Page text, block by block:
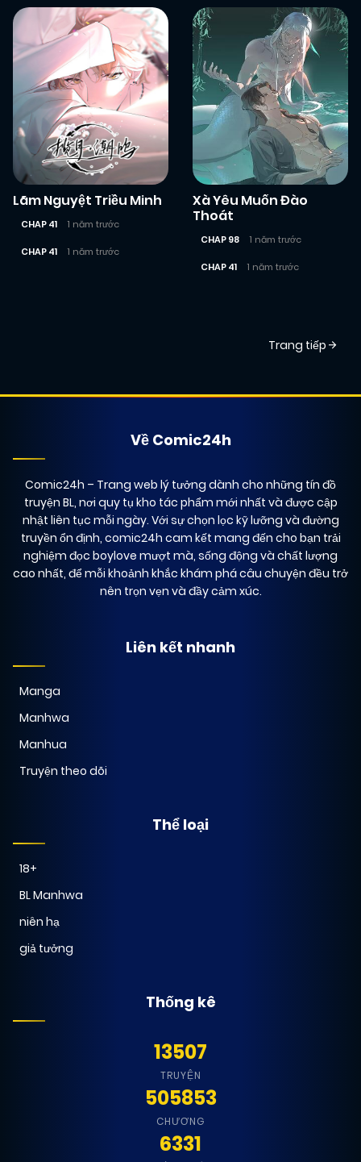
Lãm Nguyệt Triều Minh
CHAP 41 1 năm trước
CHAP 41 1 năm trước
Xà Yêu Muốn Đào
Thoát
CHAP 98 1 năm trước
CHAP 41 1 năm trước
Trang tiếp
Về Comic24h
Comic24h – Trang web lý tưởng dành cho những tín đồ
truyện BL, nơi quy tụ kho tác phẩm mới nhất và được cập
nhật liên tục mỗi ngày. Với sự chọn lọc kỹ lưỡng và đường
truyền ổn định, comic24h cam kết mang đến cho bạn trải
nghiệm đọc boylove mượt mà, sống động và chất lượng
cao nhất, để mỗi khoảnh khắc khám phá câu chuyện đều trở
nên trọn vẹn và đầy cảm xúc.
Liên kết nhanh
Manga
Manhwa
Manhua
Truyện theo dõi
Thể loại
18+
BL Manhwa
niên hạ
giả tưởng
Thống kê
13507
TRUYỆN
505853
CHƯƠNG
6331